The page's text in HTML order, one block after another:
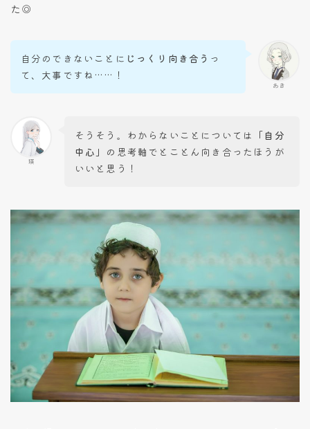
た◎
あき
自分のできないことに じっくり向き合う っ
て、大事ですね……！
瑛
そうそう。わからないことについては 「自分
中心」 の思考軸でとことん向き合ったほうが
いいと思う！